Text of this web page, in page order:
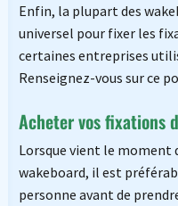
Enfin, la plupart des
universel pour fixer les
certaines entreprises
Renseignez-vous sur ce
Acheter vos fixations
Lorsque vient le moment
wakeboard, il est
personne avant de